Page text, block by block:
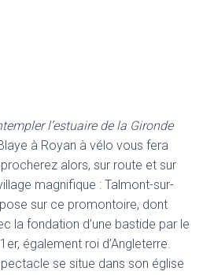
l’estuaire de la Gironde
à Royan à vélo vous fera
alors, sur route et sur
magnifique : Talmont-sur-
sur ce promontoire, dont
la fondation d’une bastide par le
également roi d’Angleterre.
se situe dans son église